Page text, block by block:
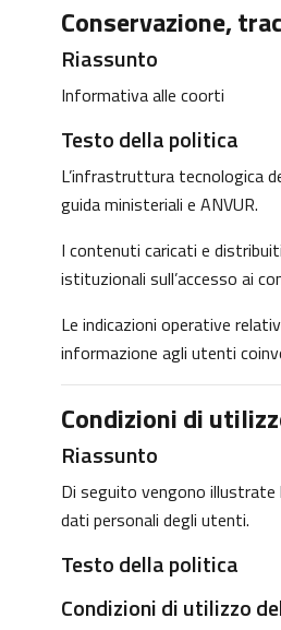
Conservazione,
Riassunto
Informativa alle coorti
Testo della politica
L’infrastruttura tecnologica
guida ministeriali e ANVUR.
I contenuti caricati e
istituzionali sull’accesso ai
Le indicazioni operative
informazione agli utenti
Condizioni di
Riassunto
Di seguito vengono
dati personali degli utenti.
Testo della politica
Condizioni di utilizzo